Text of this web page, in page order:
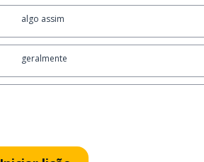
algo assim
geralmente